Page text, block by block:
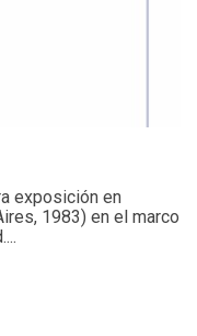
exposición en
1983) en el marco